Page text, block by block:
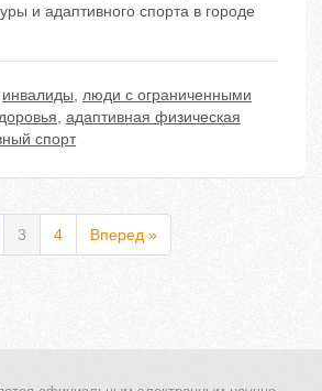
и адаптивного спорта в городе
инвалиды, люди с ограниченными
, адаптивная физическая
спорт
3 4 Вперед »